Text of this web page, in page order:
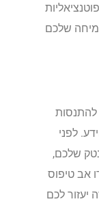
שלכם
לפני
שלכם,
טיפוס
לכם